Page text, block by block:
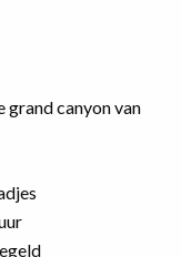
grand canyon van